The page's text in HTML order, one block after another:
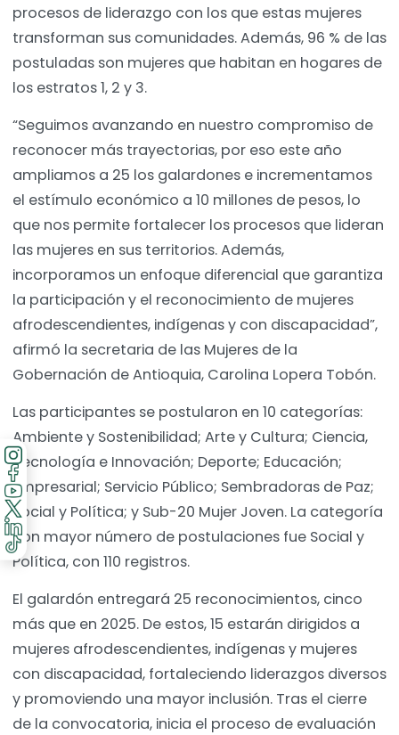
procesos de liderazgo con los que estas mujeres
transforman sus comunidades. Además, 96 % de las
postuladas son mujeres que habitan en hogares de
los estratos 1, 2 y 3.
“Seguimos avanzando en nuestro compromiso de
reconocer más trayectorias, por eso este año
ampliamos a 25 los galardones e incrementamos
el estímulo económico a 10 millones de pesos, lo
que nos permite fortalecer los procesos que lideran
las mujeres en sus territorios. Además,
incorporamos un enfoque diferencial que garantiza
la participación y el reconocimiento de mujeres
afrodescendientes, indígenas y con discapacidad”,
afirmó la secretaria de las Mujeres de la
Gobernación de Antioquia, Carolina Lopera Tobón.
Las participantes se postularon en 10 categorías:
Ambiente y Sostenibilidad; Arte y Cultura; Ciencia,
Tecnología e Innovación; Deporte; Educación;
Empresarial; Servicio Público; Sembradoras de Paz;
Social y Política; y Sub-20 Mujer Joven. La categoría
con mayor número de postulaciones fue Social y
Política, con 110 registros.
El galardón entregará 25 reconocimientos, cinco
más que en 2025. De estos, 15 estarán dirigidos a
mujeres afrodescendientes, indígenas y mujeres
con discapacidad, fortaleciendo liderazgos diversos
y promoviendo una mayor inclusión. Tras el cierre
de la convocatoria, inicia el proceso de evaluación